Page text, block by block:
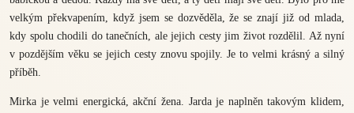
velkým překvapením, když jsem se dozvěděla, že se znají již od mlada,
kdy spolu chodili do tanečních, ale jejich cesty jim život rozdělil. Až nyní
v pozdějším věku se jejich cesty znovu spojily. Je to velmi krásný a silný
příběh.
Mirka je velmi energická, akční žena. Jarda je naplněn takovým klidem,